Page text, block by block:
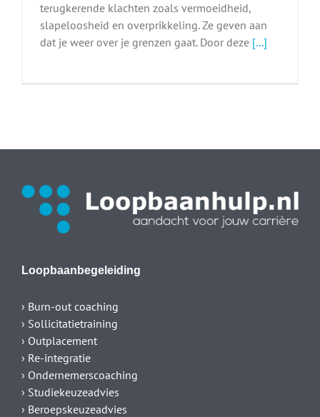
terugkerende klachten zoals vermoeidheid,
slapeloosheid en overprikkeling. Ze geven aan
dat je weer over je grenzen gaat. Door deze[...]
Loopbaanbegeleiding
› Burn-out coaching
› Sollicitatietraining
› Outplacement
› Re-integratie
› Ondernemerscoaching
› Studiekeuzeadvies
› Beroepskeuzeadvies